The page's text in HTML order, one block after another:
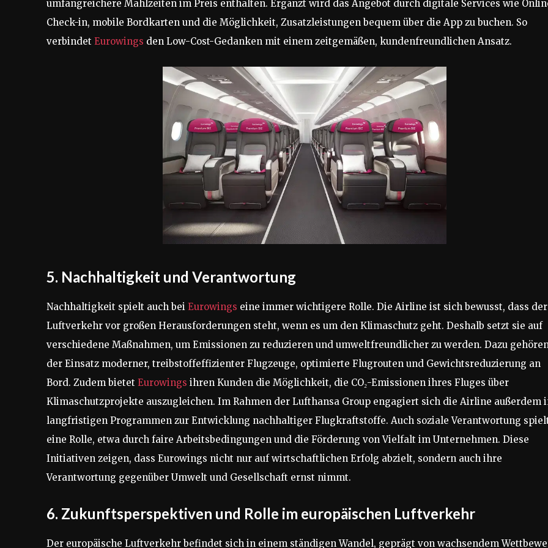
umfangreichere Mahlzeiten im Preis enthalten. Ergänzt wird das Angebot durch digitale Services wie
Check-in, mobile Bordkarten und die Möglichkeit, Zusatzleistungen bequem über die App zu buchen. So
verbindet Eurowings den Low-Cost-Gedanken mit einem zeitgemäßen, kundenfreundlichen Ansatz.
5. Nachhaltigkeit und Verantwortung
Nachhaltigkeit spielt auch bei Eurowings eine immer wichtigere Rolle. Die Airline ist sich bewusst, dass der
Luftverkehr vor großen Herausforderungen steht, wenn es um den Klimaschutz geht. Deshalb setzt sie auf
verschiedene Maßnahmen, um Emissionen zu reduzieren und umweltfreundlicher zu werden. Dazu
der Einsatz moderner, treibstoffeffizienter Flugzeuge, optimierte Flugrouten und Gewichtsreduzierung an
Bord. Zudem bietet Eurowings ihren Kunden die Möglichkeit, die CO₂-Emissionen ihres Fluges über
Klimaschutzprojekte auszugleichen. Im Rahmen der Lufthansa Group engagiert sich die Airline außerdem
langfristigen Programmen zur Entwicklung nachhaltiger Flugkraftstoffe. Auch soziale Verantwortung
eine Rolle, etwa durch faire Arbeitsbedingungen und die Förderung von Vielfalt im Unternehmen. Diese
Initiativen zeigen, dass Eurowings nicht nur auf wirtschaftlichen Erfolg abzielt, sondern auch ihre
Verantwortung gegenüber Umwelt und Gesellschaft ernst nimmt.
6. Zukunftsperspektiven und Rolle im europäischen Luftverkehr
Der europäische Luftverkehr befindet sich in einem ständigen Wandel, geprägt von wachsendem